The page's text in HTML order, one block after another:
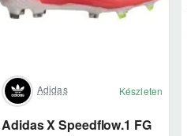
Adidas Készleten
Adidas X Speedflow.1 FG